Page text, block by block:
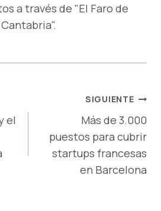
a través de "El Faro de
Cantabria".
el
SIGUIENTE
Más de 3.000
puestos para cubrir
startups francesas
en Barcelona